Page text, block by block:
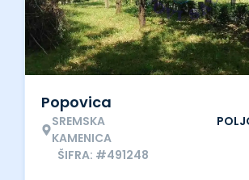
Popovica
SREMSKA
KAMENICA
ŠIFRA: #491248